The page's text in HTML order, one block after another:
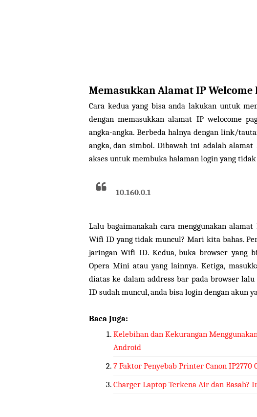
Memasukkan Alamat IP Welcome
Cara kedua yang bisa anda lakukan untuk
dengan memasukkan alamat IP welocome
angka-angka. Berbeda halnya dengan link/
angka, dan simbol. Dibawah ini adalah
akses untuk membuka halaman login yang
10.160.0.1
Lalu bagaimanakah cara menggunakan
Wifi ID yang tidak muncul? Mari kita bahas.
jaringan Wifi ID. Kedua, buka browser yang
Opera Mini atau yang lainnya. Ketiga,
diatas ke dalam address bar pada browser
ID sudah muncul, anda bisa login dengan akun
Baca Juga:
Kelebihan dan Kekurangan
Android
7 Faktor Penyebab Printer Canon IP2770
Charger Laptop Terkena Air dan Basah?